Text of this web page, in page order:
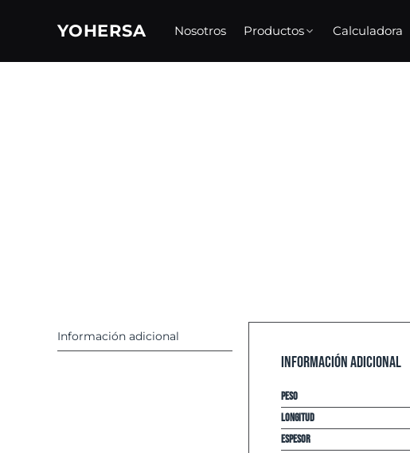
Información adicional
Información adicional
Peso
Longitud
espesor
YOHERSA Nosotros Productos Calculadora